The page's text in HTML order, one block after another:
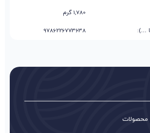
1,780 گرم
…):
9786226773638
محصولات